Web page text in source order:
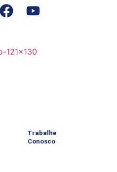
Trabalhe
Conosco